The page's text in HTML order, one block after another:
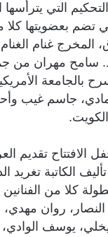
التي يترأسها
تضم بعضويتها
المخرج غنام
د. سامح مهران من
بالجامعة
حمادي، جاسم غيب
الافتتاح تقديم
الكاتبة تغريد
كلا من الفنانين
روان
يوسف